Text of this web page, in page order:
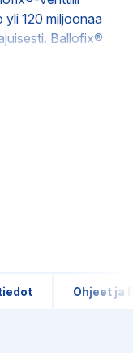
yli 120 miljoonaa
Ballofix®
turvallinen
messinkiä
Ohjeet ja